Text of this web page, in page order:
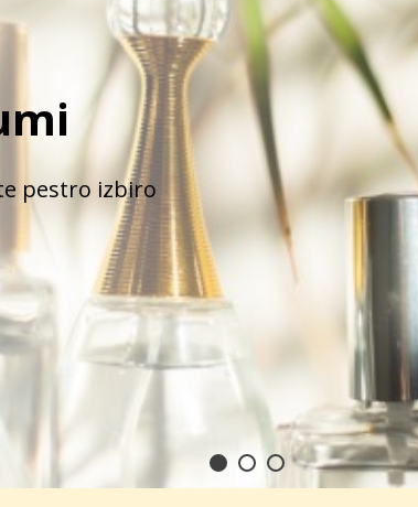
pestro izbiro